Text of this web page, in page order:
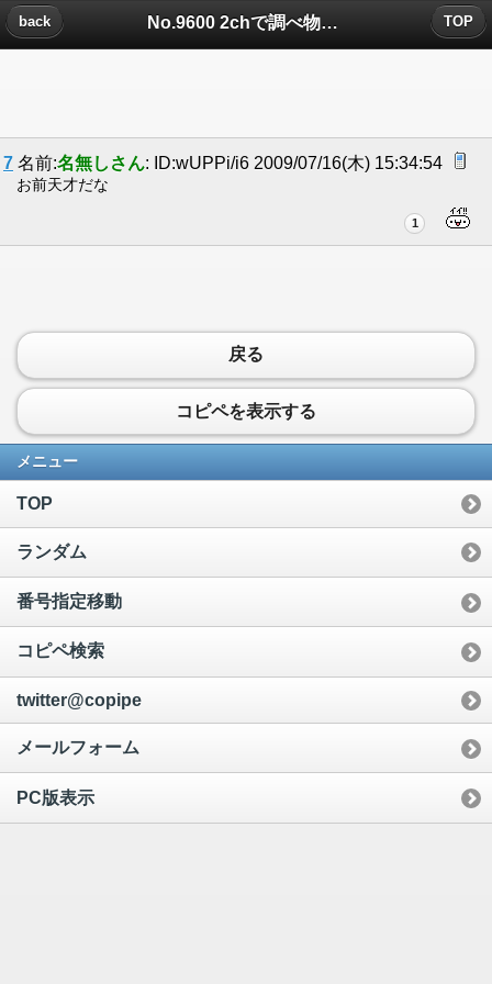
No.9600 2chで調べ物をしたい時についたコメント
back TOP
7 名前:名無しさん: ID:wUPPi/i6 2009/07/16(木) 15:34:54
お前天才だな
1
戻る
コピペを表示する
メニュー
TOP
ランダム
番号指定移動
コピペ検索
twitter@copipe
メールフォーム
PC版表示